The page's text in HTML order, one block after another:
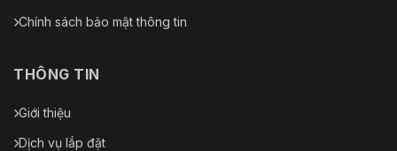
Chính sách bảo mật thông tin
THÔNG TIN
Giới thiệu
Dịch vụ lắp đặt